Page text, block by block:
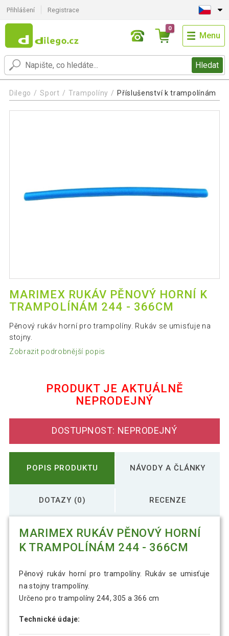
Přihlášení Registrace
Hledat
0
Menu
Dilego Sport Trampolíny Příslušenství k trampolínám
MARIMEX RUKÁV PĚNOVÝ HORNÍ K
TRAMPOLÍNÁM 244 - 366CM
Pěnový rukáv horní pro trampolíny. Rukáv se umisťuje na
stojny.
Zobrazit podrobnější popis
PRODUKT JE AKTUÁLNĚ
NEPRODEJNÝ
DOSTUPNOST: NEPRODEJNÝ
POPIS PRODUKTU NÁVODY A ČLÁNKY
DOTAZY (0) RECENZE
MARIMEX RUKÁV PĚNOVÝ HORNÍ
K TRAMPOLÍNÁM 244 - 366CM
Pěnový rukáv horní pro trampolíny. Rukáv se umisťuje
na stojny trampolíny.
Určeno pro trampolíny 244, 305 a 366 cm
Technické údaje: